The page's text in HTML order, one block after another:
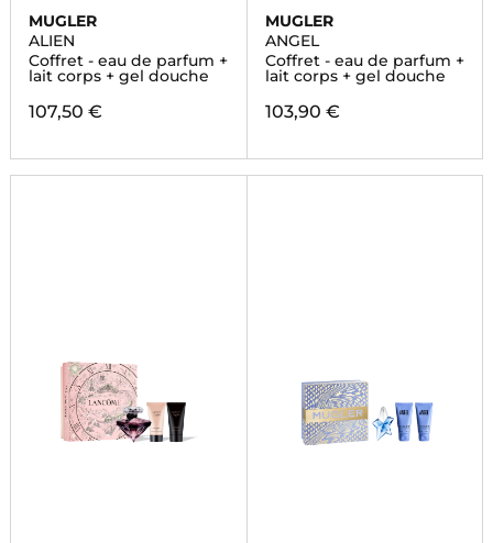
MUGLER
ALIEN
Coffret - eau de parfum +
lait corps + gel douche
107,50 €
MUGLER
ANGEL
Coffret - eau de parfum +
lait corps + gel douche
103,90 €